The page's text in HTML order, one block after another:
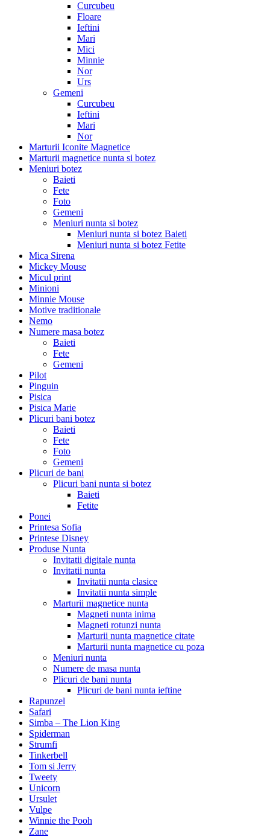
Curcubeu
Floare
Ieftini
Mari
Mici
Minnie
Nor
Urs
Gemeni
Curcubeu
Ieftini
Mari
Nor
Marturii Iconite Magnetice
Marturii magnetice nunta si botez
Meniuri botez
Baieti
Fete
Foto
Gemeni
Meniuri nunta si botez
Meniuri nunta si botez Baieti
Meniuri nunta si botez Fetite
Mica Sirena
Mickey Mouse
Micul print
Minioni
Minnie Mouse
Motive traditionale
Nemo
Numere masa botez
Baieti
Fete
Gemeni
Pilot
Pinguin
Pisica
Pisica Marie
Plicuri bani botez
Baieti
Fete
Foto
Gemeni
Plicuri de bani
Plicuri bani nunta si botez
Baieti
Fetite
Ponei
Printesa Sofia
Printese Disney
Produse Nunta
Invitatii digitale nunta
Invitatii nunta
Invitatii nunta clasice
Invitatii nunta simple
Marturii magnetice nunta
Magneti nunta inima
Magneti rotunzi nunta
Marturii nunta magnetice citate
Marturii nunta magnetice cu poza
Meniuri nunta
Numere de masa nunta
Plicuri de bani nunta
Plicuri de bani nunta ieftine
Rapunzel
Safari
Simba – The Lion King
Spiderman
Strumfi
Tinkerbell
Tom si Jerry
Tweety
Unicorn
Ursulet
Vulpe
Winnie the Pooh
Zane